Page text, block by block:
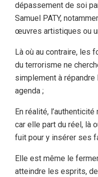
dépassement de soi
Samuel PATY,
œuvres artistiques ou
Là où au contraire, les
du terrorisme ne
simplement à répandre
agenda ;
En réalité,
car elle part du réel, là
fuit pour y insérer ses
Elle est même le
atteindre les esprits,